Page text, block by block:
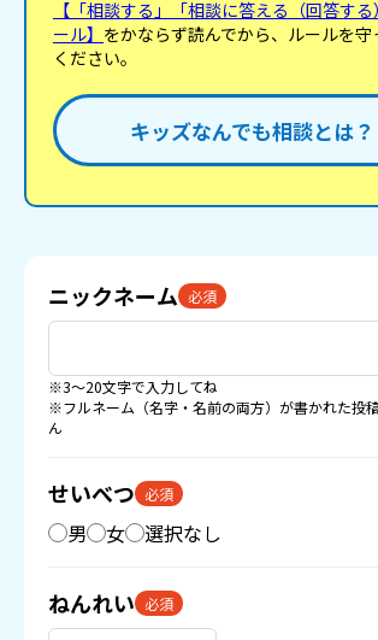
【「相談する」「相談に答える（回答す
ール】 をかならず読んでから、ルールを守
ください。
キッズなんでも相談とは？
ニックネーム 必須
※3〜20文字で入力してね
※フルネーム（名字・名前の両方）が書かれた投
ん
せいべつ 必須
男 女 選択なし
ねんれい 必須